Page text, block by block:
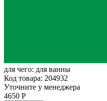
для чего: для ванны
Код товара: 204932
Уточните у менеджера
4650 Р